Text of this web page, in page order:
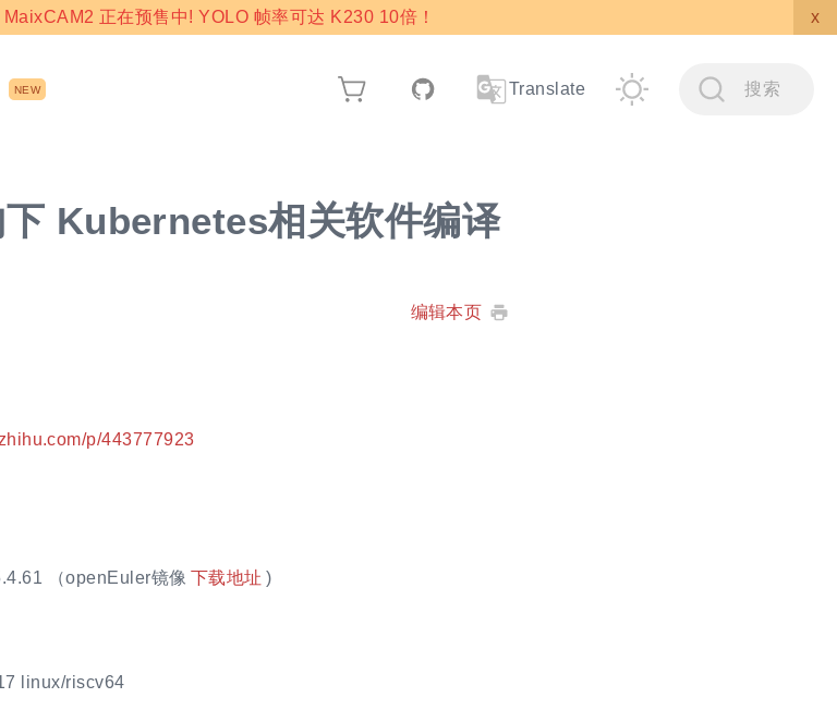
正在预售中! YOLO 帧率可达 K230 10倍！ x
NEW Translate 搜索
Kubernetes相关软件编译
编辑本页
p/443777923
（openEuler镜像 下载地址 )
linux/riscv64